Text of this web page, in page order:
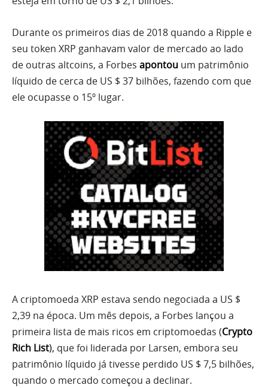
Durante os primeiros dias de 2018 quando a Ripple e
seu token XRP ganhavam valor de mercado ao lado
de outras altcoins, a Forbes apontou um patrimônio
líquido de cerca de US $ 37 bilhões, fazendo com que
ele ocupasse o 15º lugar.
A criptomoeda XRP estava sendo negociada a US $
2,39 na época. Um mês depois, a Forbes lançou a
primeira lista de mais ricos em criptomoedas (Crypto
Rich List), que foi liderada por Larsen, embora seu
patrimônio líquido já tivesse perdido US $ 7,5 bilhões,
quando o mercado começou a declinar.